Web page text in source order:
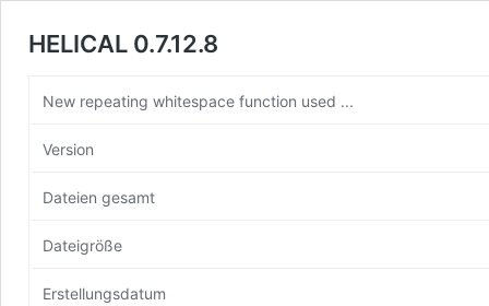
HELICAL 0.7.12.8
New repeating whitespace function used ...
Version
Dateien gesamt
Dateigröße
Erstellungsdatum